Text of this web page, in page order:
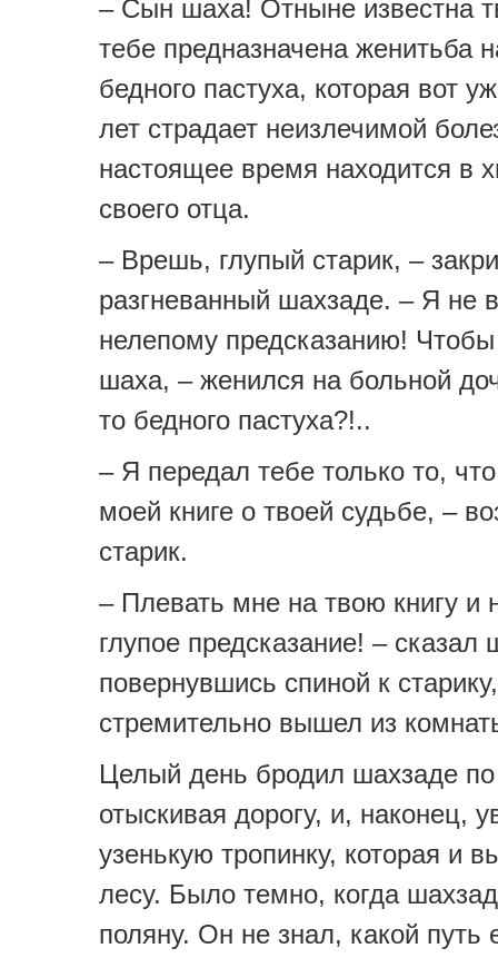
– Сын шаха! Отныне известна
тебе предназначена женитьба
бедного пастуха, которая вот
лет страдает неизлечимой
настоящее время находится в
своего отца.
– Врешь, глупый старик, –
разгневанный шахзаде. – Я не
нелепому предсказанию!
шаха, – женился на больной
то бедного пастуха?!..
– Я передал тебе только то,
моей книге о твоей судьбе, –
старик.
– Плевать мне на твою книгу и
глупое предсказание! – сказал
повернувшись спиной к старику,
стремительно вышел из
Целый день бродил шахзаде по
отыскивая дорогу, и, наконец,
узенькую тропинку, которая и
лесу. Было темно, когда
поляну. Он не знал, какой путь